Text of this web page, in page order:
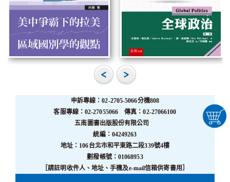
申訴專線：02-2705-5066分機808
客服專線：02-27055066 傳真：02-27066100
五南圖書出版股份有限公司
統編：04249263
地址：106台北市和平東路二段339號4樓
劃撥帳號：01068953
［請註明收件人、地址、手機及e-mail信箱供寄書用］